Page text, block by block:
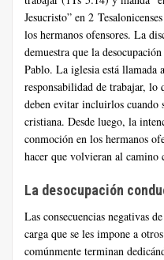
Jesucristo” en 2
los hermanos ofensores. La
demuestra que la
Pablo. La iglesia está llamada
responsabilidad de trabajar, lo
deben evitar incluirlos cuando
cristiana. Desde luego, la
conmoción en los hermanos
hacer que volvieran al camino
La desocupación
Las consecuencias negativas
carga que se les impone a
comúnmente terminan